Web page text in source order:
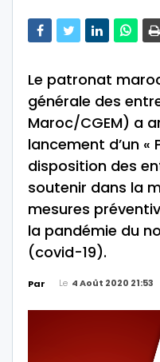
Le patronat
générale des
Maroc/CGEM) a
lancement d’un «
disposition des
soutenir dans la
mesures
la pandémie du
(covid-19).
Par Le 4 Août 2020 21:53